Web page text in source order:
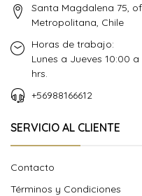
Santa Magdalena 75,
Metropolitana, Chile
Horas de trabajo:
Lunes a Jueves 10:00
hrs.
+56988166612
SERVICIO AL CLIENTE
Contacto
Términos y Condiciones